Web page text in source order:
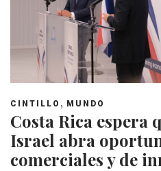
CINTILLO , MUNDO
Costa Rica espera
Israel abra
comerciales y de